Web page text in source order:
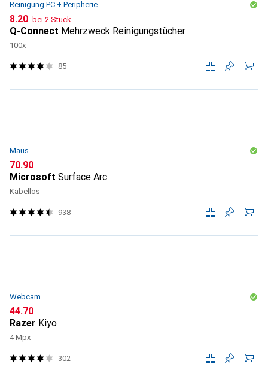
Reinigung PC + Peripherie
CHF
8.20 bei 2 Stück
Q-Connect Mehrzweck Reinigungstücher
100x
85
Maus
CHF
70.90
Microsoft Surface Arc
Kabellos
938
Webcam
CHF
44.70
Razer Kiyo
4 Mpx
302